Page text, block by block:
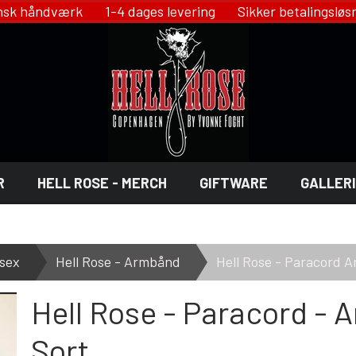
håndværk 1-4 dages levering Sikker
- JEWELRY LINGERI
HELL ROSE - LINGERI
YFD - LINGERI
HELL ROSE - MERCH GIFTWARE
- GIFTWARE
GALLERI
Hell Rose - Armbånd Hell Rose - Paracord
Hell Rose - Paracord -